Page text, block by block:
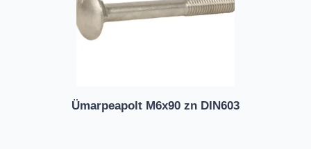
Ümarpeapolt M6x90 zn DIN603